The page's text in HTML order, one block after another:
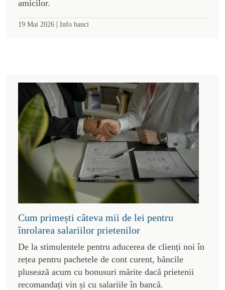
amicilor.
19 Mai 2026 | Info banci
Cum primești câteva mii de lei pentru
înrolarea salariilor prietenilor
De la stimulentele pentru aducerea de clienți noi în
rețea pentru pachetele de cont curent, băncile
plusează acum cu bonusuri mărite dacă prietenii
recomandați vin și cu salariile în bancă.